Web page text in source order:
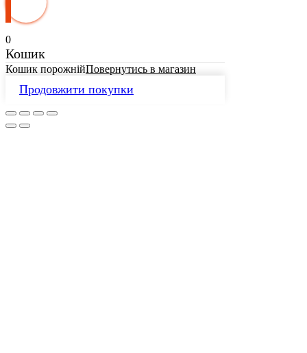
0
Кошик
Кошик порожнійПовернутись в магазин
Продовжити покупки